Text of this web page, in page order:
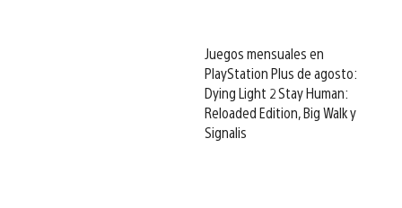
Juegos mensuales en
PlayStation Plus de agosto:
Dying Light 2 Stay Human:
Reloaded Edition, Big Walk y
Signalis